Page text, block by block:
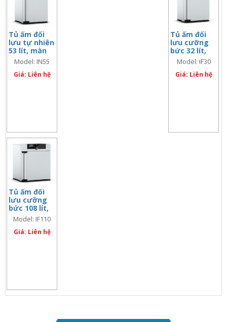
Tủ ấm đối
lưu tự nhiên
53 lít, màn
hình đơn
Model: IN55
Giá: Liên hệ
Tủ ấm đối
lưu cưỡng
bức 32 lít,
màn hình
đơn
Model: IF30
Giá: Liên hệ
Tủ ấm đối
lưu cưỡng
bức 108 lít,
màn hình
đơn
Model: IF110
Giá: Liên hệ